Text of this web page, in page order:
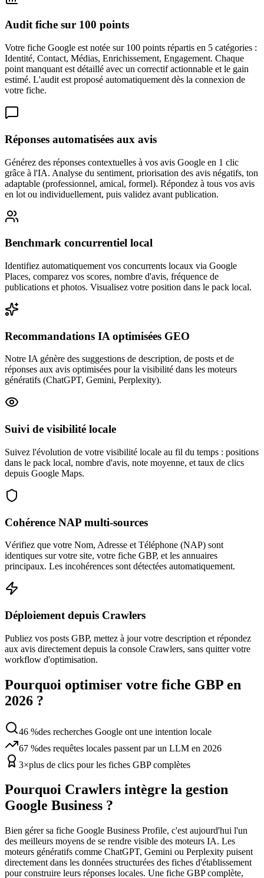
Audit fiche sur 100 points
Votre fiche Google est notée sur 100 points répartis en 5 catégories :
Identité, Contact, Médias, Enrichissement, Engagement. Chaque
point manquant est détaillé avec un correctif actionnable et le gain
estimé. L'audit est proposé automatiquement dès la connexion de
votre fiche.
Réponses automatisées aux avis
Générez des réponses contextuelles à vos avis Google en 1 clic
grâce à l'IA. Analyse du sentiment, priorisation des avis négatifs, ton
adaptable (professionnel, amical, formel). Répondez à tous vos avis
en lot ou individuellement, puis validez avant publication.
Benchmark concurrentiel local
Identifiez automatiquement vos concurrents locaux via Google
Places, comparez vos scores, nombre d'avis, fréquence de
publications et photos. Visualisez votre position dans le pack local.
Recommandations IA optimisées GEO
Notre IA génère des suggestions de description, de posts et de
réponses aux avis optimisées pour la visibilité dans les moteurs
génératifs (ChatGPT, Gemini, Perplexity).
Suivi de visibilité locale
Suivez l'évolution de votre visibilité locale au fil du temps : positions
dans le pack local, nombre d'avis, note moyenne, et taux de clics
depuis Google Maps.
Cohérence NAP multi-sources
Vérifiez que votre Nom, Adresse et Téléphone (NAP) sont
identiques sur votre site, votre fiche GBP, et les annuaires
principaux. Les incohérences sont détectées automatiquement.
Déploiement depuis Crawlers
Publiez vos posts GBP, mettez à jour votre description et répondez
aux avis directement depuis la console Crawlers, sans quitter votre
workflow d'optimisation.
Pourquoi optimiser votre fiche GBP en
2026 ?
46 %des recherches Google ont une intention locale
67 %des requêtes locales passent par un LLM en 2026
3×plus de clics pour les fiches GBP complètes
Pourquoi Crawlers intègre la gestion
Google Business ?
Bien gérer sa fiche Google Business Profile, c'est aujourd'hui l'un
des meilleurs moyens de se rendre visible des moteurs IA. Les
moteurs génératifs comme ChatGPT, Gemini ou Perplexity puisent
directement dans les données structurées des fiches d'établissement
pour construire leurs réponses locales. Une fiche GBP complète,